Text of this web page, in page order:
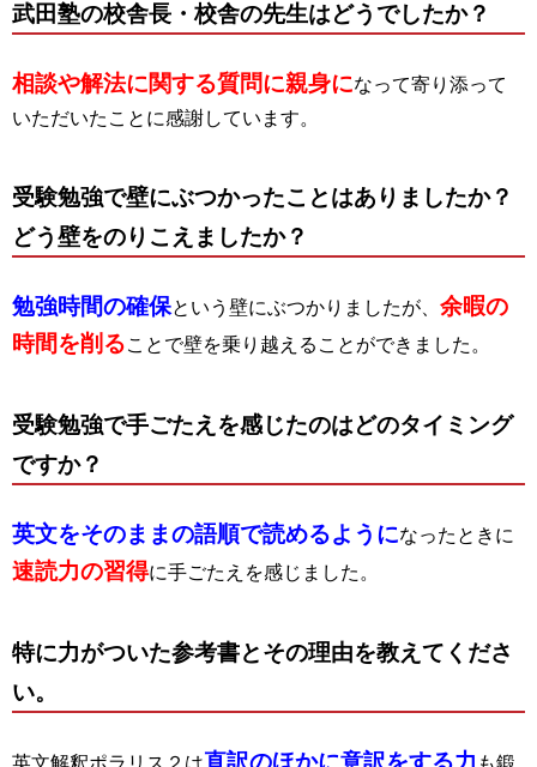
武田塾の校舎長・校舎の先生はどうでしたか？
相談や解法に関する質問に親身になって寄り添って
いただいたことに感謝しています。
受験勉強で壁にぶつかったことはありましたか？
どう壁をのりこえましたか？
勉強時間の確保という壁にぶつかりましたが、 余暇の
時間を削ることで壁を乗り越えることができました。
受験勉強で手ごたえを感じたのはどのタイミング
ですか？
英文をそのままの語順で読めるようになったときに
速読力の習得に手ごたえを感じました。
特に力がついた参考書とその理由を教えてくださ
い。
英文解釈ポラリス２は直訳のほかに意訳をする力 も鍛